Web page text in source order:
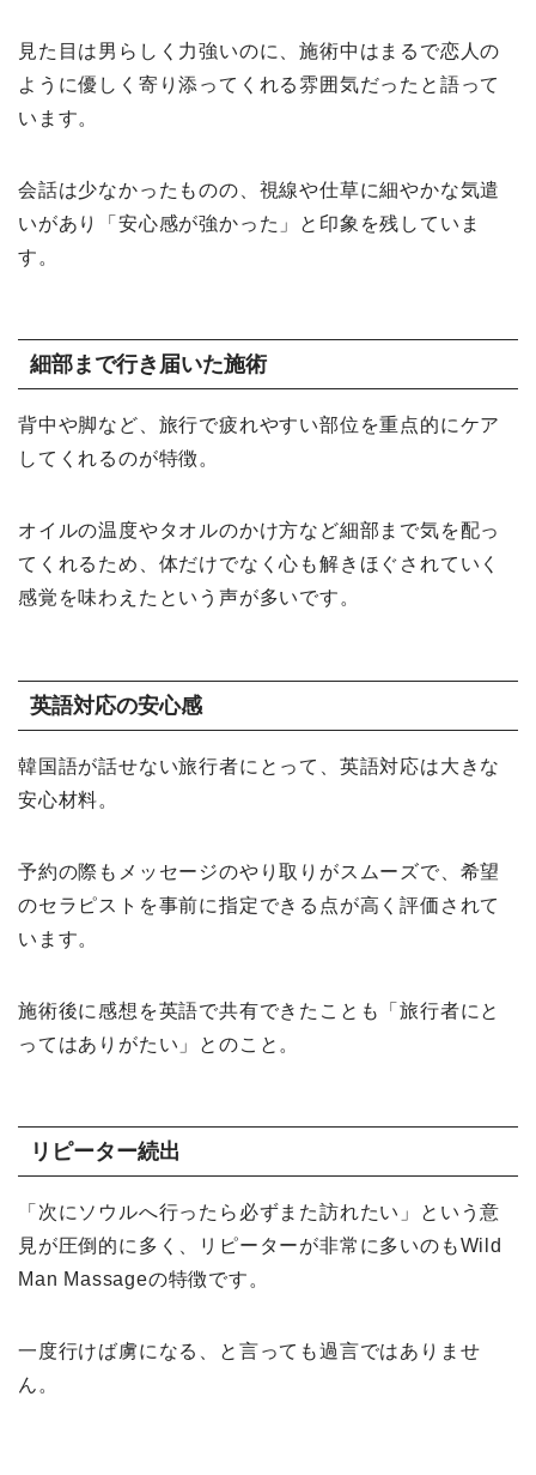
見た目は男らしく力強いのに、施術中はまるで恋人の
ように優しく寄り添ってくれる雰囲気だったと語って
います。
会話は少なかったものの、視線や仕草に細やかな気遣
いがあり「安心感が強かった」と印象を残していま
す。
細部まで行き届いた施術
背中や脚など、旅行で疲れやすい部位を重点的にケア
してくれるのが特徴。
オイルの温度やタオルのかけ方など細部まで気を配っ
てくれるため、体だけでなく心も解きほぐされていく
感覚を味わえたという声が多いです。
英語対応の安心感
韓国語が話せない旅行者にとって、英語対応は大きな
安心材料。
予約の際もメッセージのやり取りがスムーズで、希望
のセラピストを事前に指定できる点が高く評価されて
います。
施術後に感想を英語で共有できたことも「旅行者にと
ってはありがたい」とのこと。
リピーター続出
「次にソウルへ行ったら必ずまた訪れたい」という意
見が圧倒的に多く、リピーターが非常に多いのもWild
Man Massageの特徴です。
一度行けば虜になる、と言っても過言ではありませ
ん。